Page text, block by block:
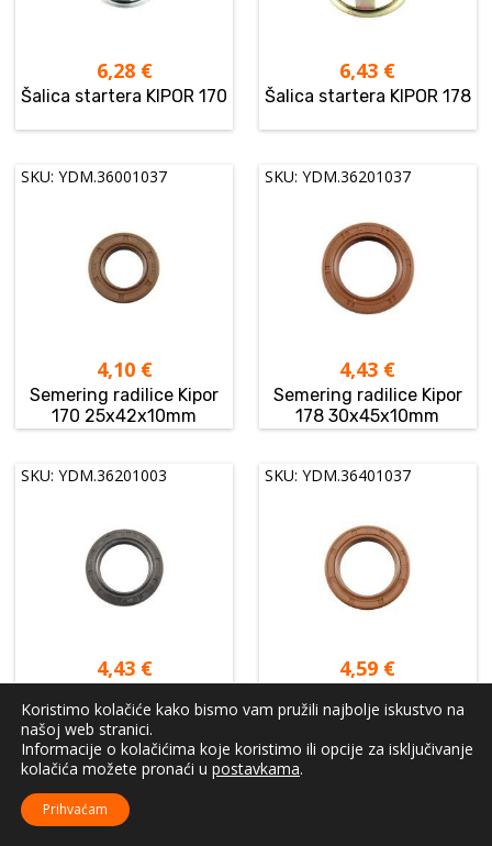
6,28 €
Šalica startera KIPOR 170
6,43 €
Šalica startera KIPOR 178
SKU: YDM.36001037
4,10 €
Semering radilice Kipor
170 25x42x10mm
SKU: YDM.36201037
4,43 €
Semering radilice Kipor
178 30x45x10mm
SKU: YDM.36201003
4,43 €
178 30x45x8mm
SKU: YDM.36401037
4,59 €
186 35x50x10mm
SKU: YDM.36401003 SKU: OPS48L-00
Koristimo kolačiće kako bismo vam pružili najbolje iskustvo na
našoj web stranici.
Informacije o kolačićima koje koristimo ili opcije za isključivanje
kolačića možete pronaći u postavkama.
Prihvaćam